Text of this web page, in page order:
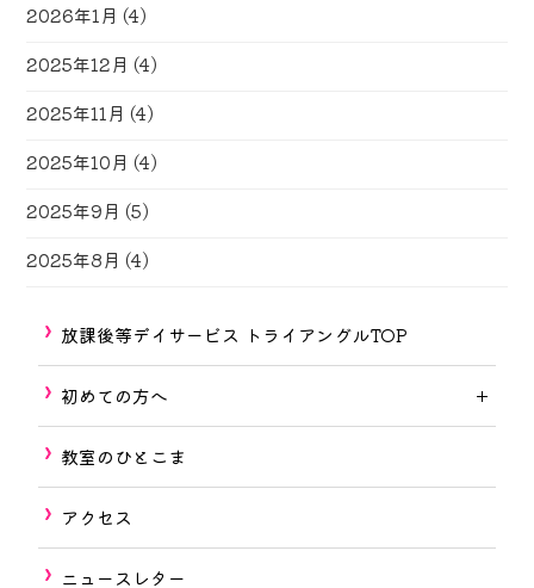
2026年1月 (4)
2025年12月 (4)
2025年11月 (4)
2025年10月 (4)
2025年9月 (5)
2025年8月 (4)
放課後等デイサービス トライアングルTOP
初めての方へ
教室のひとこま
アクセス
ニュースレター